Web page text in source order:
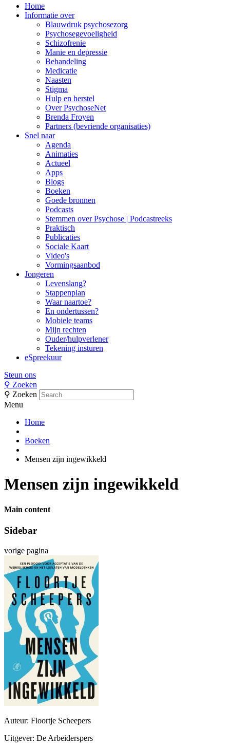
Main
Navigation
Home
Informatie over
Blauwdruk psychosezorg
Psychosegevoeligheid
Schizofrenie
Manie en depressie
Behandeling
Medicatie
Naasten
Stigma
Hulp en herstel
Over PsychoseNet
Brenda Froyen
Partners (bevriende organisaties)
Snel naar
Agenda
Animaties
Actueel
Apps
Blogs
Boeken
Goede bronnen
Podcasts
Stemmen over Psychose | Podcastreeks
Praktisch
Publicaties
Sociale Kaart
Video's
Vormingsaanbod
Jongeren
Levenslang?
Stappenplan
Waar naartoe?
En ondertussen?
Mobiele teams
Mijn rechten
Ouder/hulpverlener
Tekening insturen
eSpreekuur
Steun ons
⚲ Zoeken
⚲ Zoeken
Menu
Home
Boeken
Mensen zijn ingewikkeld
Mensen zijn ingewikkeld
Main content
Sidebar
vorige pagina
Auteur: Floortje Scheepers
Uitgever: De Arbeiderspers